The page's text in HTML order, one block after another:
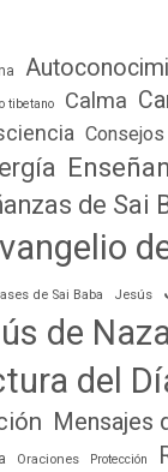
tibetano Calma
Consejos
de Sai
de Sai Baba Jesús
de
del
Mensajes
Oraciones Protección